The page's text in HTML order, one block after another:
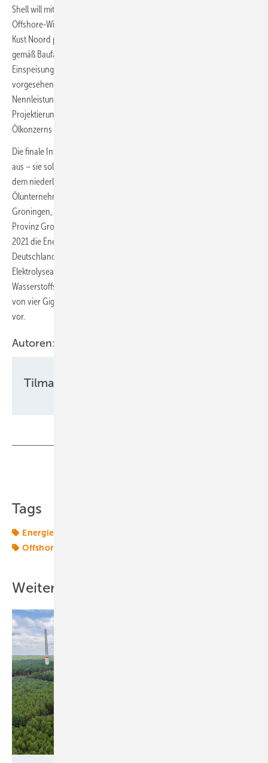
Shell will mit dem Elektrolyseur klimaneutral „grünen“ Wasserstoff mit
Offshore-Windstrom aus dem niederländischen Windpark Hollandse
Kust Noord produzieren. Die Errichtung des Nordsee-Windparks wird
gemäß Baufahrplan in diesem Jahr beginnen und 2023 zur
Einspeisung von 759 MW Windkraft führen. Jährlich sollen die dafür
vorgesehenen Siemens-Gamesa-Windturbinen mit jeweils elf MW
Nennleistung rund 3,3 Terawattstunden erzeugen. Die
Projektierungsgesellschaft ist ein Joint Venture des niederländischen
Ölkonzerns und des niederländischen Energieversogers Eneco.
Die finale Investitionsentscheidung von Shell steht allerdings noch
aus – sie soll nach den Angaben in diesem Jahr erfolgen. Shell gehört
dem niederländischen Wasserstoffbündnis North H2 an, das das
Ölunternehmen 2020 zusammen mit der Hafengesellschaft
Groningen, dem Gasunternehmen Gasunie und der niederländischen
Provinz Groningen ins Leben gerufen hatte und dem im Dezember
2021 die Energiekonzerne Equinor und RWE aus Norwegen und
Deutschland beigetreten waren. Es sieht die Errichtung von
Elektrolyseanlagen in den Niederlanden zur Herstellung grünen
Wasserstoffs aus Offshore-Windkraft mit einer Erzeugungskapazität
von vier Gigawatt (GW) bis 2030 und mit zehn und mehr GW bis 2040
vor.
Autoren:
Tilman Weber
Tags
Energiekonzerne
Offshore-Technik
Weitere Inhalte